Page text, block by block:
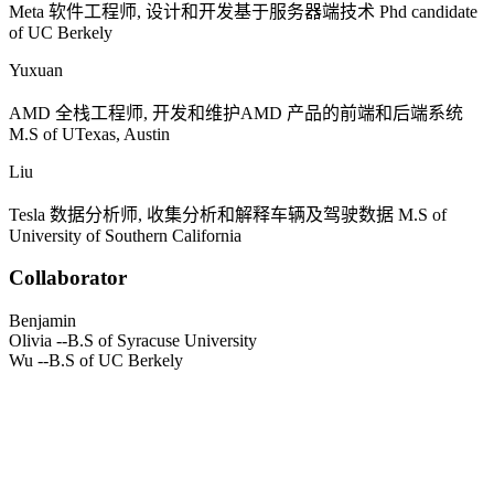
Meta 软件工程师, 设计和开发基于服务器端技术 Phd candidate
of UC Berkely
Yuxuan
AMD 全栈工程师, 开发和维护AMD 产品的前端和后端系统
M.S of UTexas, Austin
Liu
Tesla 数据分析师, 收集分析和解释车辆及驾驶数据 M.S of
University of Southern California
Collaborator
Benjamin
Olivia --B.S of Syracuse University
Wu --B.S of UC Berkely